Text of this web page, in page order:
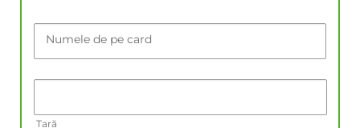
Numele de pe card
Țară